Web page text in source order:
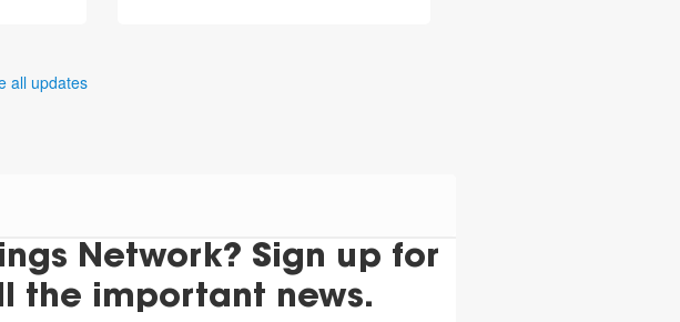
all updates
Network? Sign up for
the important news.